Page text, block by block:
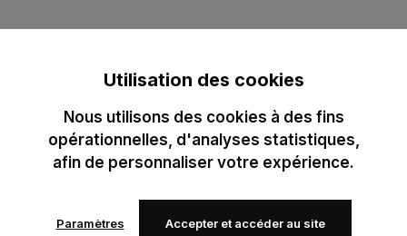
Utilisation des cookies
Nous utilisons des cookies à des fins
opérationnelles, d'analyses statistiques,
afin de personnaliser votre expérience.
Paramètres Accepter et accéder au site